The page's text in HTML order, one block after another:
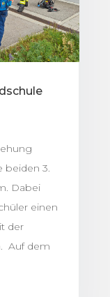
beiden 3.
Dabei
einen
der
Auf dem